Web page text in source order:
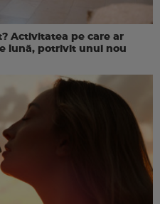
Activitatea pe care ar
lună, potrivit unui nou